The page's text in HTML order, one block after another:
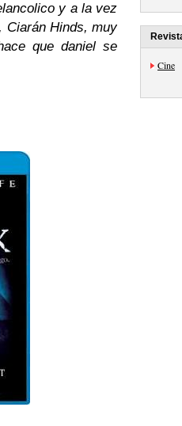
y a la vez
Ciarán Hinds, muy
que daniel se
Cine